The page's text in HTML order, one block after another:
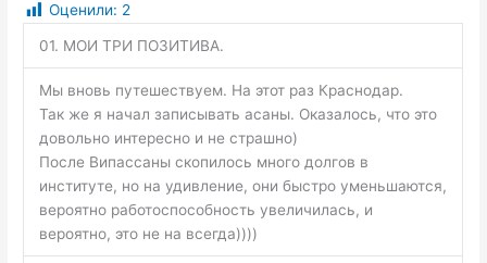
Оценили: 2
01. МОИ ТРИ ПОЗИТИВА.
Мы вновь путешествуем. На этот раз Краснодар.
Так же я начал записывать асаны. Оказалось, что это
довольно интересно и не страшно)
После Випассаны скопилось много долгов в
институте, но на удивление, они быстро уменьшаются,
вероятно работоспособность увеличилась, и
вероятно, это не на всегда))))